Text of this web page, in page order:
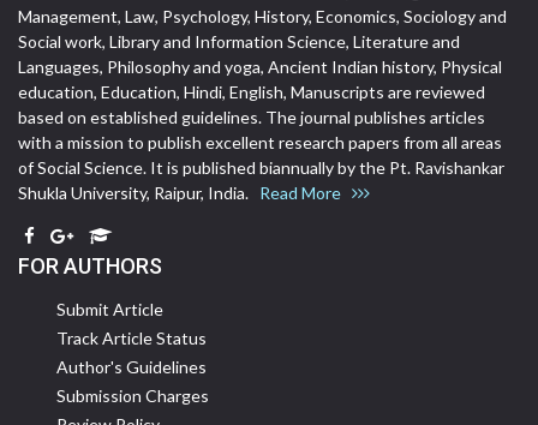
Management, Law, Psychology, History, Economics, Sociology and
Social work, Library and Information Science, Literature and
Languages, Philosophy and yoga, Ancient Indian history, Physical
education, Education, Hindi, English, Manuscripts are reviewed
based on established guidelines. The journal publishes articles
with a mission to publish excellent research papers from all areas
of Social Science. It is published biannually by the Pt. Ravishankar
Shukla University, Raipur, India. Read More
FOR AUTHORS
Submit Article
Track Article Status
Author's Guidelines
Submission Charges